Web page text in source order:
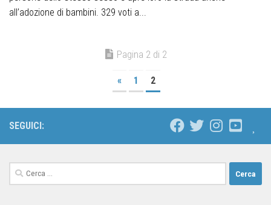
all’adozione di bambini. 329 voti a...
Pagina 2 di 2
« 1 2
SEGUICI: